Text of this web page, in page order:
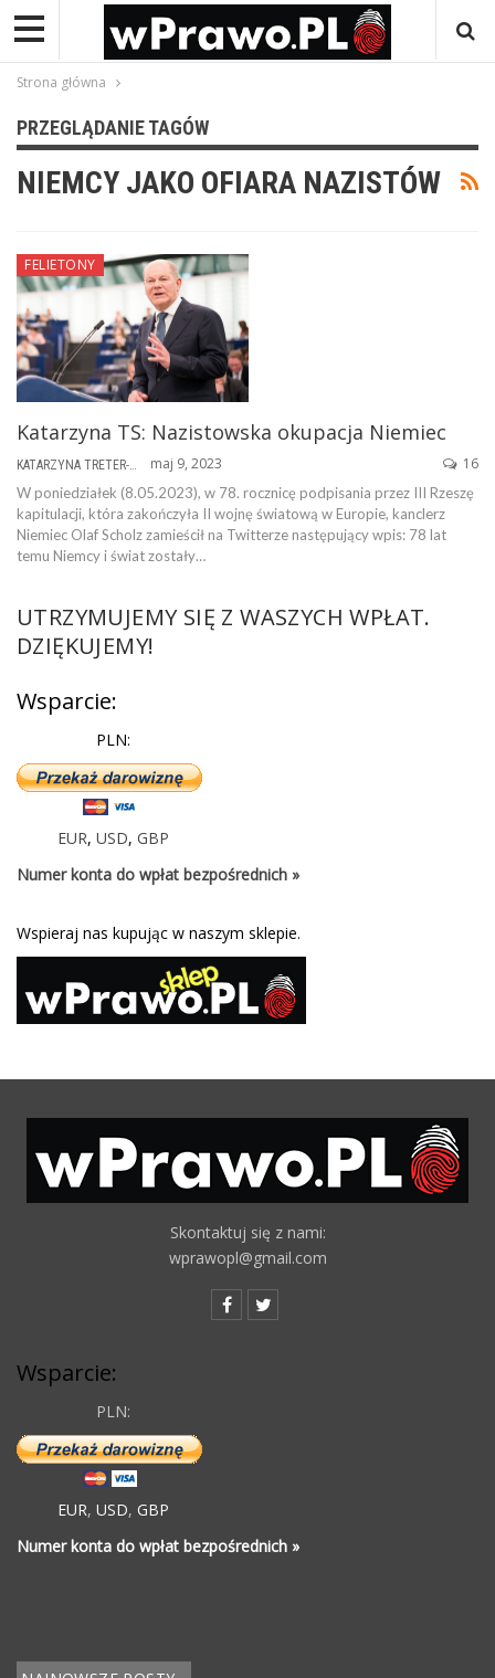
Strona główna
PRZEGLĄDANIE TAGÓW
NIEMCY JAKO OFIARA NAZISTÓW
FELIETONY
Katarzyna TS: Nazistowska okupacja Niemiec
maj 9, 2023 16
W poniedziałek (8.05.2023), w 78. rocznicę podpisania przez III Rzeszę
kapitulacji, która zakończyła II wojnę światową w Europie, kanclerz
Niemiec Olaf Scholz zamieścił na Twitterze następujący wpis: 78 lat
temu Niemcy i świat zostały…
UTRZYMUJEMY SIĘ Z WASZYCH WPŁAT.
DZIĘKUJEMY!
Wsparcie:
PLN:
EUR, USD, GBP
Numer konta do wpłat bezpośrednich »
Wspieraj nas kupując w naszym sklepie.
Skontaktuj się z nami:
wprawopl@gmail.com
Wsparcie:
PLN:
EUR, USD, GBP
Numer konta do wpłat bezpośrednich »